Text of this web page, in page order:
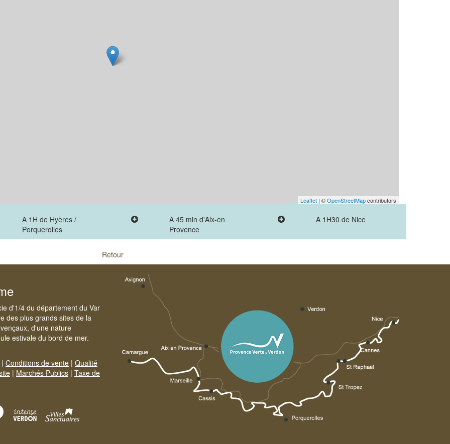
Leaflet | ©OpenStreetMapcontributors
A 1H de Hyères /
Porquerolles
A 45 min d'Aix-en
Provence
A 1H30 de Nice
Retour
d'1/4 du département du Var
des plus grands sites de la
d'une nature
estivale du bord de mer.
| Conditions de vente | Qualité
| Marchés Publics | Taxe de